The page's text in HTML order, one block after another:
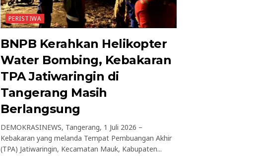
PERISTIWA
BNPB Kerahkan Helikopter
Water Bombing, Kebakaran
TPA Jatiwaringin di
Tangerang Masih
Berlangsung
DEMOKRASINEWS, Tangerang, 1 Juli 2026 –
Kebakaran yang melanda Tempat Pembuangan Akhir
(TPA) Jatiwaringin, Kecamatan Mauk, Kabupaten...